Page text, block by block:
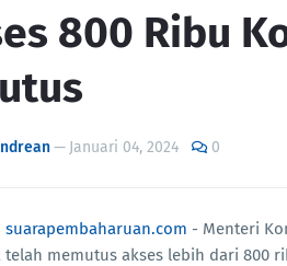
800 Ribu
— Januari 04, 2024 0
suarapembaharuan.com - Menteri
telah memutus akses lebih dari 800